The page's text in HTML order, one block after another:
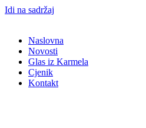
Idi na sadržaj
Naslovna
Novosti
Glas iz Karmela
Cjenik
Kontakt